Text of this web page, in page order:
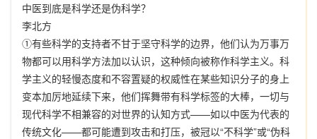
中医到底是科学还是伪科学？
李北方
①有些科学的支持者不甘于坚守科学的边界，他们认为万事万
物都可以用科学方法加以认识，这种倾向被称作科学主义。科
学主义的轻慢态度和不容置疑的权威性在某些知识分子的身上
变本加厉地延续下来，他们挥舞带有科学标签的大棒，一切与
现代科学不相兼容的对世界的认知方式——如以中医为代表的
传统文化——都可能遭到攻击和打压，被冠以“不科学”或“伪科